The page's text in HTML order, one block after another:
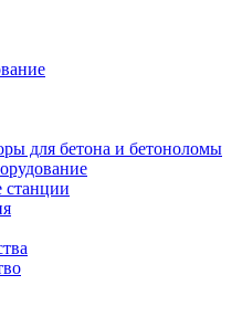
для бетона и бетоноломы
станции